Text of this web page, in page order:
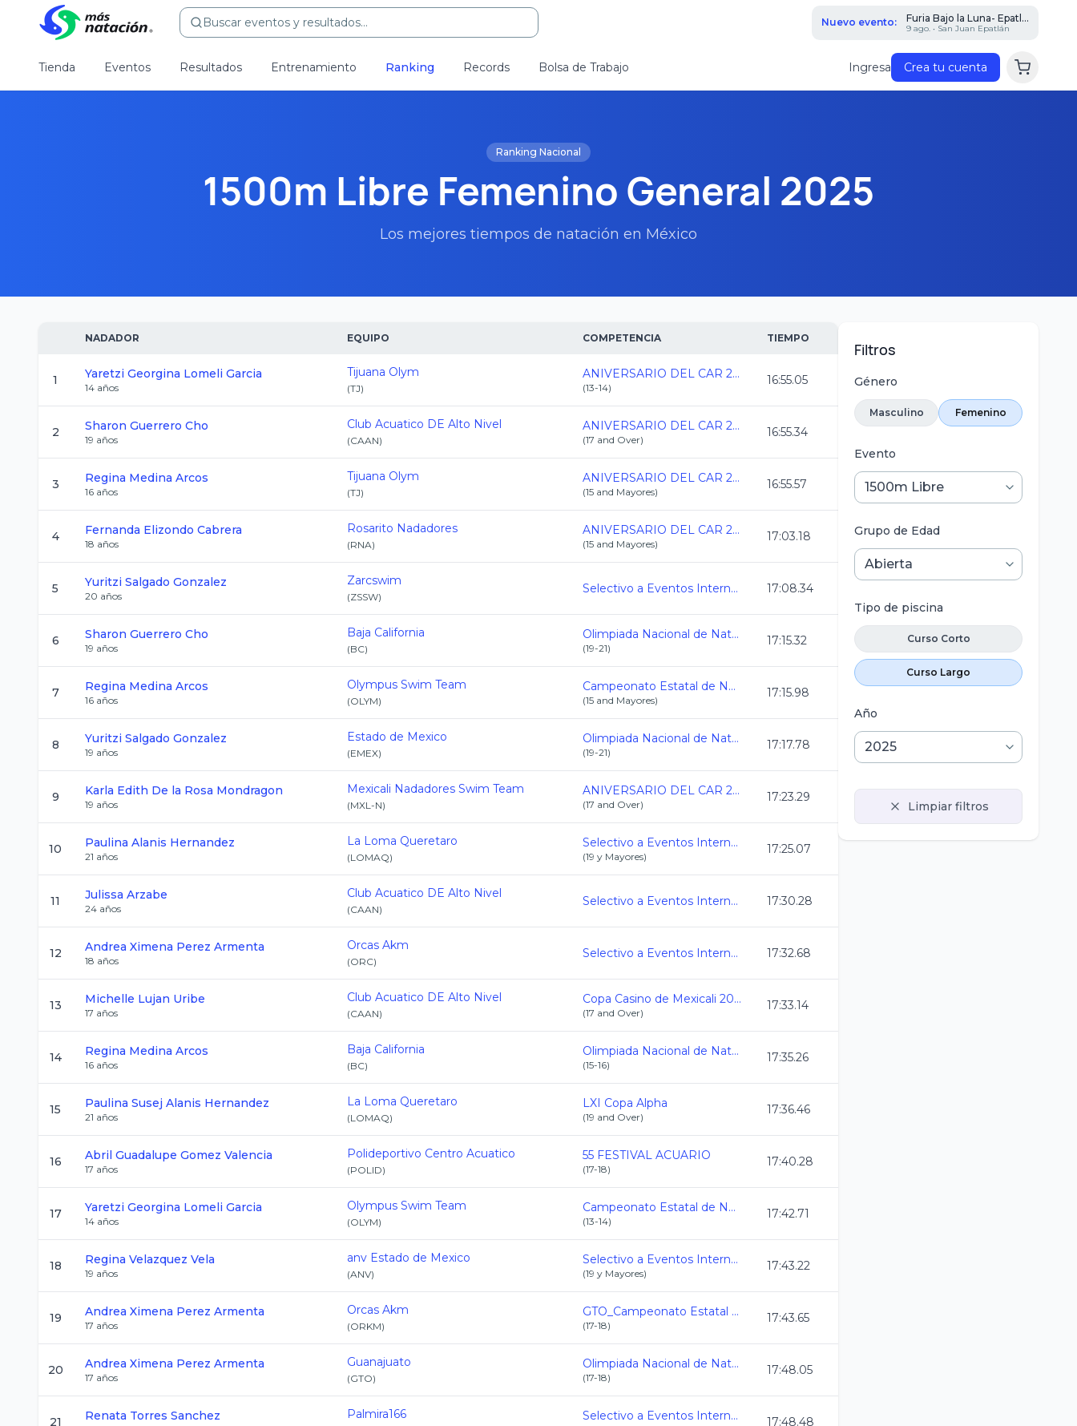
Buscar eventos y resultados... Nuevo evento: Furia Bajo la Luna- Epatl...
9 ago. • San Juan Epatlán
Tienda Eventos Resultados Entrenamiento Ranking Records Bolsa de Trabajo Ingresa Crea tu cuenta
Ranking Nacional
1500m Libre Femenino General 2025
Los mejores tiempos de natación en México
NADADOR EQUIPO COMPETENCIA TIEMPO
1 Yaretzi Georgina Lomeli Garcia
14 años
Tijuana Olym
(TJ)
ANIVERSARIO DEL CAR 2025
(13-14)
16:55.05
2 Sharon Guerrero Cho
19 años
Club Acuatico DE Alto Nivel
(CAAN)
ANIVERSARIO DEL CAR 2025
(17 and Over)
16:55.34
3 Regina Medina Arcos
16 años
Tijuana Olym
(TJ)
ANIVERSARIO DEL CAR 2025
(15 and Mayores)
16:55.57
4 Fernanda Elizondo Cabrera
18 años
Rosarito Nadadores
(RNA)
ANIVERSARIO DEL CAR 2025
(15 and Mayores)
17:03.18
5 Yuritzi Salgado Gonzalez
20 años
Zarcswim
(ZSSW)
Selectivo a Eventos Internacionales 17:08.34
6 Sharon Guerrero Cho
19 años
Baja California
(BC)
Olimpiada Nacional de Natacion 2025
(19-21)
17:15.32
7 Regina Medina Arcos
16 años
Olympus Swim Team
(OLYM)
Campeonato Estatal de Natacion CL 2025
(15 and Mayores)
17:15.98
8 Yuritzi Salgado Gonzalez
19 años
Estado de Mexico
(EMEX)
Olimpiada Nacional de Natacion 2025
(19-21)
17:17.78
9 Karla Edith De la Rosa Mondragon
19 años
Mexicali Nadadores Swim Team
(MXL-N)
ANIVERSARIO DEL CAR 2025
(17 and Over)
17:23.29
10 Paulina Alanis Hernandez
21 años
La Loma Queretaro
(LOMAQ)
Selectivo a Eventos Internacionales
(19 y Mayores)
17:25.07
11 Julissa Arzabe
24 años
Club Acuatico DE Alto Nivel
(CAAN)
Selectivo a Eventos Internacionales 17:30.28
12 Andrea Ximena Perez Armenta
18 años
Orcas Akm
(ORC)
Selectivo a Eventos Internacionales 17:32.68
13 Michelle Lujan Uribe
17 años
Club Acuatico DE Alto Nivel
(CAAN)
Copa Casino de Mexicali 2025
(17 and Over)
17:33.14
14 Regina Medina Arcos
16 años
Baja California
(BC)
Olimpiada Nacional de Natacion 2025
(15-16)
17:35.26
15 Paulina Susej Alanis Hernandez
21 años
La Loma Queretaro
(LOMAQ)
LXI Copa Alpha
(19 and Over)
17:36.46
16 Abril Guadalupe Gomez Valencia
17 años
Polideportivo Centro Acuatico
(POLID)
55 FESTIVAL ACUARIO
(17-18)
17:40.28
17 Yaretzi Georgina Lomeli Garcia
14 años
Olympus Swim Team
(OLYM)
Campeonato Estatal de Natacion CL 2025
(13-14)
17:42.71
18 Regina Velazquez Vela
19 años
anv Estado de Mexico
(ANV)
Selectivo a Eventos Internacionales
(19 y Mayores)
17:43.22
19 Andrea Ximena Perez Armenta
17 años
Orcas Akm
(ORKM)
GTO_Campeonato Estatal de Natacion 11y + CL25
(17-18)
17:43.65
20 Andrea Ximena Perez Armenta
17 años
Guanajuato
(GTO)
Olimpiada Nacional de Natacion 2025
(17-18)
17:48.05
21 Renata Torres Sanchez Palmira166 Selectivo a Eventos Internacionales 17:48.48
Filtros
Género
Masculino Femenino
Evento
Grupo de Edad
Tipo de piscina
Curso Corto
Curso Largo
Año
Limpiar filtros